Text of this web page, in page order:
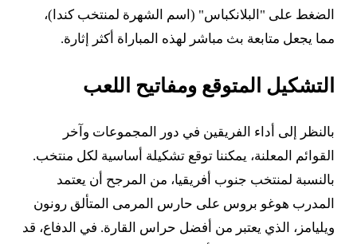
الضغط على "البلانكباس" (اسم الشهرة لمنتخب كندا)،
مما يجعل متابعة بث مباشر لهذه المباراة أكثر إثارة.
التشكيل المتوقع ومفاتيح اللعب
بالنظر إلى أداء الفريقين في دور المجموعات وآخر
القوائم المعلنة، يمكننا توقع تشكيلة أساسية لكل منتخب.
بالنسبة لمنتخب جنوب أفريقيا، من المرجح أن يعتمد
المدرب هوغو بروس على حارس المرمى المتألق رونون
ويليامز، الذي يعتبر من أفضل حراس القارة. في الدفاع، قد